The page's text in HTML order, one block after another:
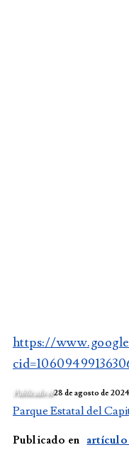
https://
Publicado el28 de agosto de 2024
Parque Estatal del
Publicado en artículo